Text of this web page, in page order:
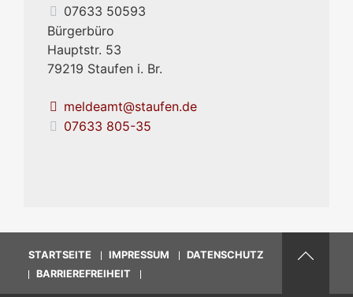
07633 50593
Bürgerbüro
Hauptstr. 53
79219 Staufen i. Br.
meldeamt@staufen.de
07633 805-35
STARTSEITE IMPRESSUM
DATENSCHUTZ
BARRIEREFREIHEIT